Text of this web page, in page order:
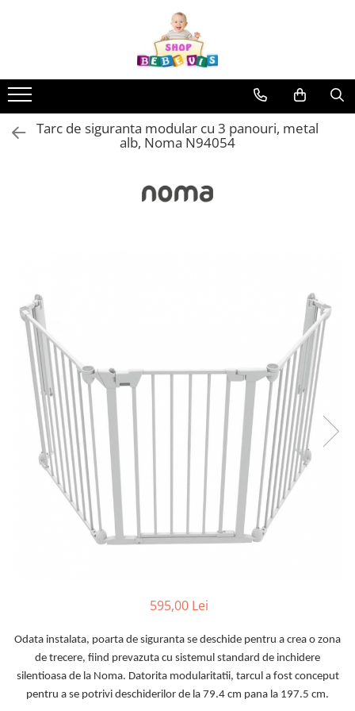
Carucioare copii
Carucioare copii sport
Carucioare copii 2in1
Accesorii carucioare copii
Adaptoare
Umbrele carucioare
Accesorii diverse carucioare
Landouri pentru bebelusi
Scaune auto copii
Camera copilului
Patuturi copii
Patuturi lemn pana la 120 x 60 cm
Patuturi lemn 140 x 70 cm
Patuturi lemn 160 x 80 cm
Pat tineret
Patuturi pliabile si tarcuri de joaca
Saltele patut copii
Saltele de la 160 x 80 cm
Lenjerii patuturi
Lenjerii patut 120 x 60 cm
Tarc de siguranta modular cu 3 panouri, metal
alb, Noma N94054
595,00 Lei
Odata instalata, poarta de siguranta se deschide pentru a crea o zona
de trecere, fiind prevazuta cu sistemul standard de inchidere
silentioasa de la Noma. Datorita modularitatii, tarcul a fost conceput
pentru a se potrivi deschiderilor de la 79.4 cm pana la 197.5 cm.